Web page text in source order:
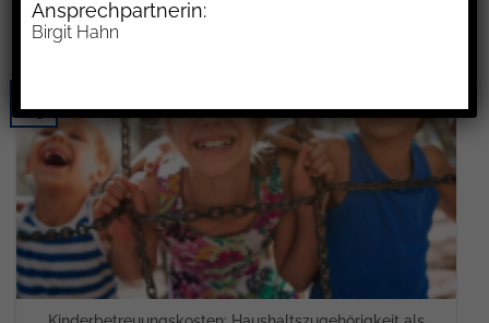
Aug.
Ansprechpartnerin:
Birgit Hahn